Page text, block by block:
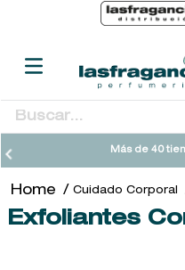
Buscar...
Más de 40
Cuidado Corporal
Exfoliantes
TÉRMINOS MÁS BUSCADOS
2.
sol ipanema